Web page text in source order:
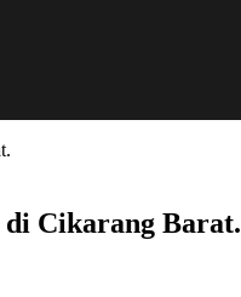
di Cikarang Barat.